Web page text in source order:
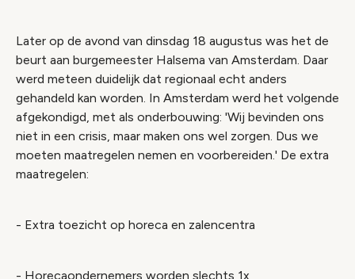
Later op de avond van dinsdag 18 augustus was het de
beurt aan burgemeester Halsema van Amsterdam. Daar
werd meteen duidelijk dat regionaal echt anders
gehandeld kan worden. In Amsterdam werd het volgende
afgekondigd, met als onderbouwing: 'Wij bevinden ons
niet in een crisis, maar maken ons wel zorgen. Dus we
moeten maatregelen nemen en voorbereiden.' De extra
maatregelen:
- Extra toezicht op horeca en zalencentra
- Horecaondernemers worden slechts 1x